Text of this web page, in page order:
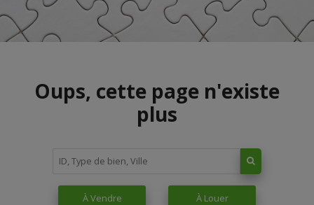
Oups, cette page n'existe
plus
À Vendre À Louer